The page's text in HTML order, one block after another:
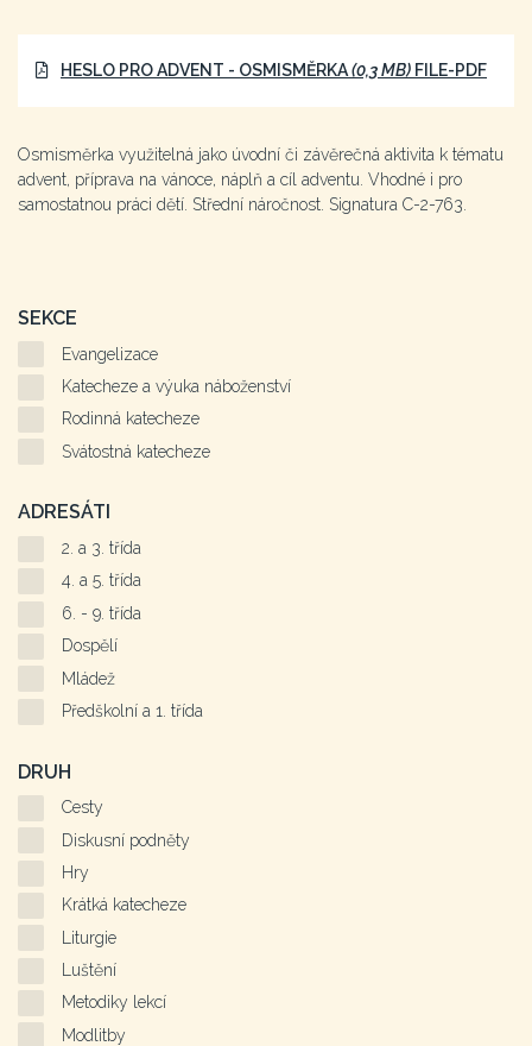
HESLO PRO ADVENT - OSMISMĚRKA(0,3 MB) FILE-PDF
Osmisměrka využitelná jako úvodní či závěrečná aktivita k tématu
advent, příprava na vánoce, náplň a cíl adventu. Vhodné i pro
samostatnou práci dětí. Střední náročnost. Signatura C-2-763.
SEKCE
Evangelizace
Katecheze a výuka náboženství
Rodinná katecheze
Svátostná katecheze
ADRESÁTI
2. a 3. třída
4. a 5. třída
6. - 9. třída
Dospělí
Mládež
Předškolní a 1. třída
DRUH
Cesty
Diskusní podněty
Hry
Krátká katecheze
Liturgie
Luštění
Metodiky lekcí
Modlitby